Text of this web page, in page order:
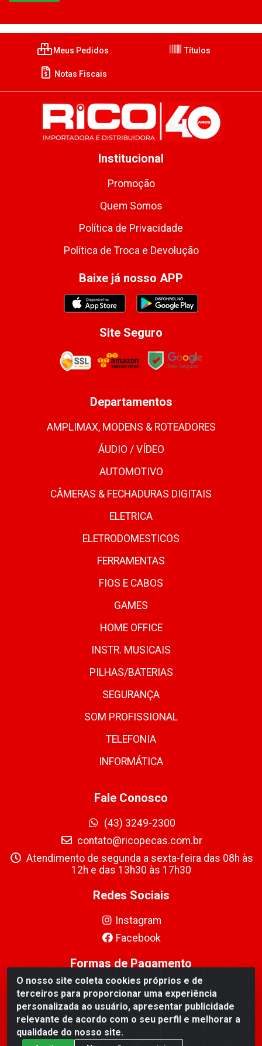
O nosso site coleta cookies próprios e de
terceiros para proporcionar uma experiência
personalizada ao usuário, apresentar publicidade
relevante de acordo com o seu perfil e melhorar a
qualidade do nosso site.
Meus Pedidos Títulos
Notas Fiscais
Institucional
Promoção
Quem Somos
Política de Privacidade
Política de Troca e Devolução
Baixe já nosso APP
Site Seguro
Departamentos
AMPLIMAX, MODENS & ROTEADORES
ÁUDIO / VÍDEO
AUTOMOTIVO
CÂMERAS & FECHADURAS DIGITAIS
ELETRICA
ELETRODOMESTICOS
FERRAMENTAS
FIOS E CABOS
GAMES
HOME OFFICE
INSTR. MUSICAIS
PILHAS/BATERIAS
SEGURANÇA
SOM PROFISSIONAL
TELEFONIA
INFORMÁTICA
Fale Conosco
(43) 3249-2300
contato@ricopecas.com.br
Atendimento de segunda a sexta-feira das 08h às
12h e das 13h30 às 17h30
Redes Sociais
Instagram
Facebook
Formas de Pagamento
Ricopeças Comércio de componentes Eletrônicos Ltda - Rua